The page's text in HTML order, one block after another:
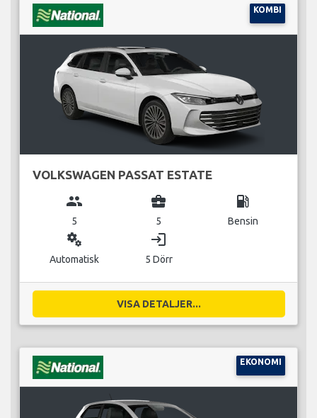
KOMBI
VOLKSWAGEN PASSAT ESTATE
group
5
business_center
5
local_gas_station
Bensin
miscellaneous_services
Automatisk
login
5 Dörr
VISA DETALJER...
EKONOMI